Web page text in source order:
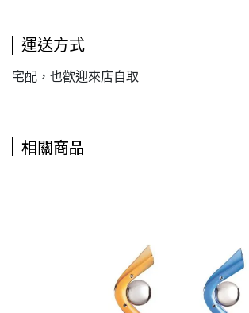
運送方式
宅配，也歡迎來店自取
相關商品